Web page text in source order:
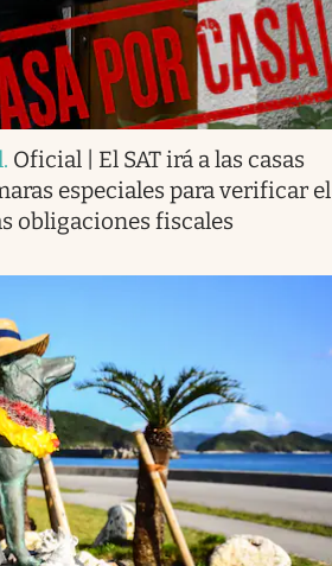
. Oficial | El SAT irá a las casas
especiales para verificar el
obligaciones fiscales